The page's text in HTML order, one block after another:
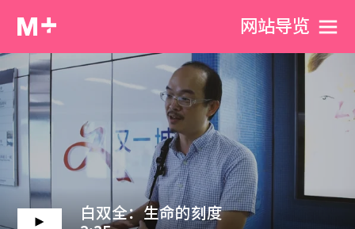
网站导览
白双全：生命的刻度